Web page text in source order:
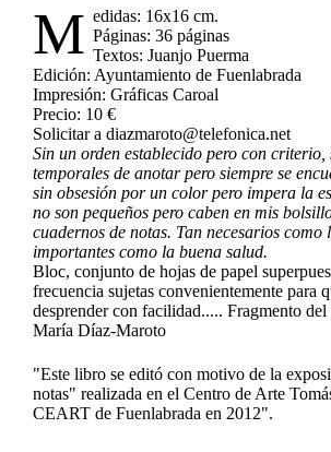
M edidas: 16x16 cm.
Páginas: 36 páginas
Textos: Juanjo Puerma
Edición: Ayuntamiento de Fuenlabrada
Impresión: Gráficas Caroal
Precio: 10 €
Solicitar a diazmaroto@telefonica.net
Sin un orden establecido pero con
temporales de anotar pero siempre se
sin obsesión por un color pero impera la
no son pequeños pero caben en mis
cuadernos de notas. Tan necesarios como
importantes como la buena salud.
Bloc, conjunto de hojas de papel
frecuencia sujetas convenientemente para
desprender con facilidad..... Fragmento del
María Díaz-Maroto
"Este libro se editó con motivo de la
notas" realizada en el Centro de Arte
CEART de Fuenlabrada en 2012".